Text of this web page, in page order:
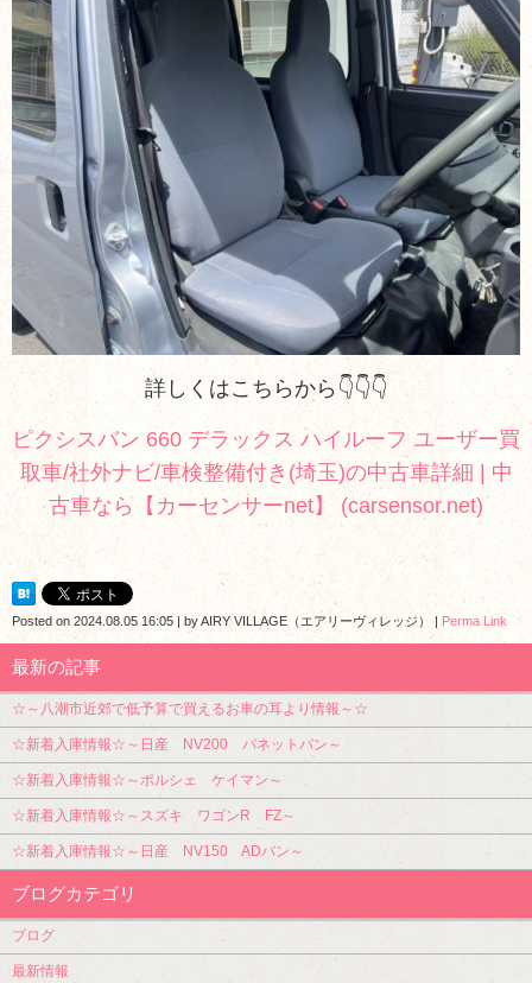
詳しくはこちらから👇👇👇
ピクシスバン 660 デラックス ハイルーフ ユーザー買
取車/社外ナビ/車検整備付き(埼玉)の中古車詳細 | 中
古車なら【カーセンサーnet】 (carsensor.net)
Posted on 2024.08.05 16:05 | byAIRY VILLAGE（エアリーヴィレッジ） | Perma Link
最新の記事
☆～八潮市近郊で低予算で買えるお車の耳より情報～☆
☆新着入庫情報☆～日産 NV200 バネットバン～
☆新着入庫情報☆～ポルシェ ケイマン～
☆新着入庫情報☆～スズキ ワゴンR FZ～
☆新着入庫情報☆～日産 NV150 ADバン～
ブログカテゴリ
ブログ
最新情報